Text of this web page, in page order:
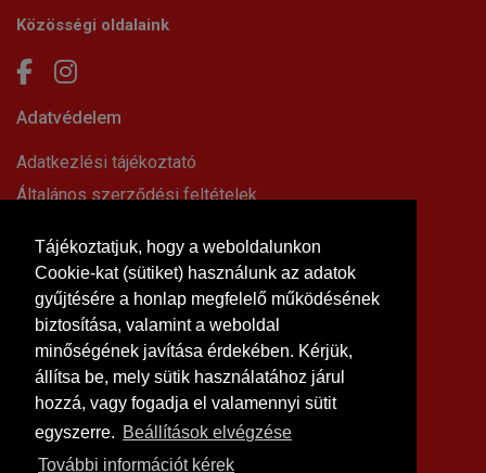
Tájékoztatjuk, hogy a weboldalunkon
Cookie-kat (sütiket) használunk az adatok
gyűjtésére a honlap megfelelő működésének
biztosítása, valamint a weboldal
minőségének javítása érdekében. Kérjük,
állítsa be, mely sütik használatához járul
hozzá, vagy fogadja el valamennyi sütit
egyszerre. Beállítások elvégzése
További információt kérek
Közösségi oldalaink
Adatvédelem
Adatkezlési tájékoztató
Általános szerződési feltételek
Impresszum
Süti beállítások
Információk
Hírek, cikkek
Kapcsolat
Letölthető dokumentumok
Rólunk